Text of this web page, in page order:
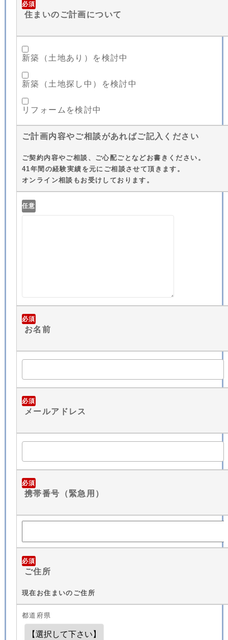
必須
住まいのご計画について
新築（土地あり）を検討中
新築（土地探し中）を検討中
リフォームを検討中
ご計画内容やご相談があればご記入ください
ご契約内容やご相談、ご心配ごとなどお書きください。
41年間の経験実績を元にご相談させて頂きます。
オンライン相談もお受けしております。
任意
必須
お名前
必須
メールアドレス
必須
携帯番号（緊急用）
必須
ご住所
現在お住まいのご住所
都道府県